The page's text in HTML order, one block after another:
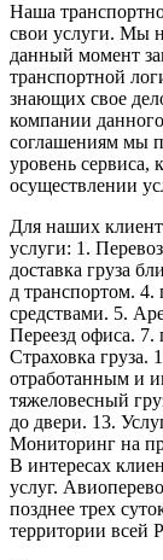
Наша
свои услуги. Мы
данный момент
транспортной
знающих свое
компании
соглашениям мы
уровень сервиса,
осуществлении
Для наших
услуги: 1.
доставка груза
д транспортом. 4.
средствами. 5.
Переезд офиса. 7.
Страховка
отработанным и
тяжеловесный
до двери. 13.
Мониторинг на
В интересах
услуг.
позднее трех
территории всей